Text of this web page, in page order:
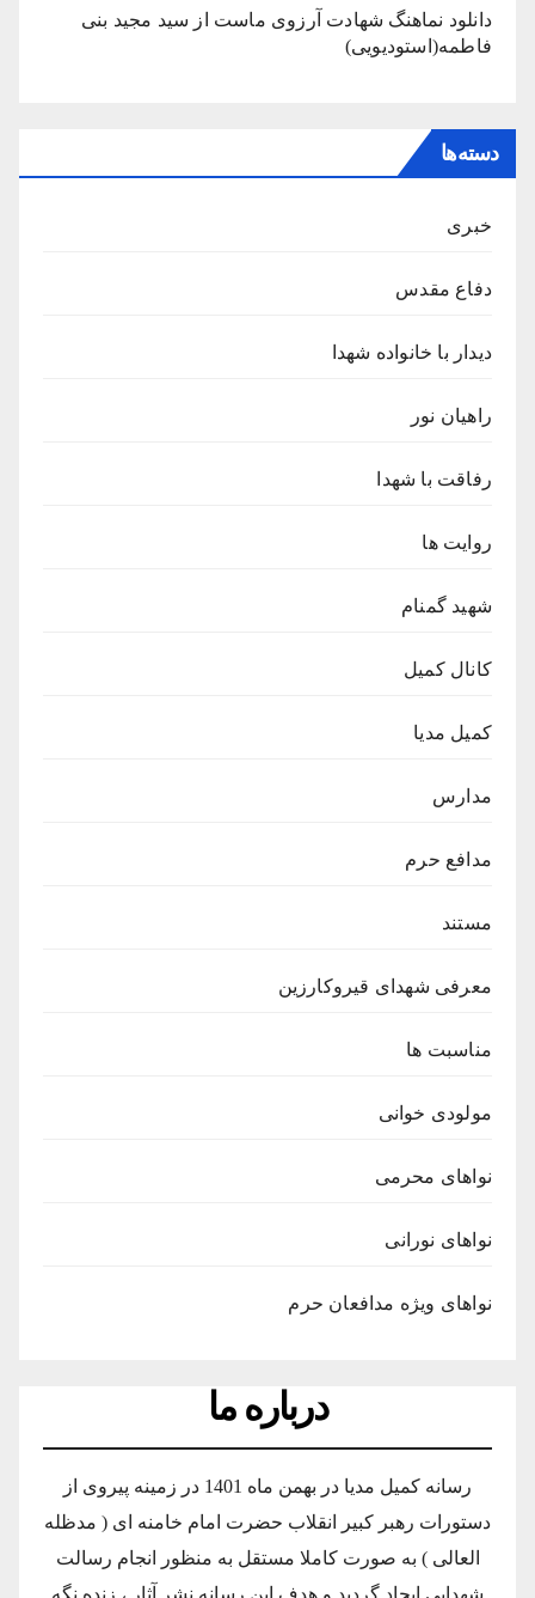
دانلود نماهنگ شهادت آرزوی ماست از سید مجید بنی
فاطمه(استودیویی)
دسته‌ها
خبری
دفاع مقدس
دیدار با خانواده شهدا
راهیان نور
رفاقت با شهدا
روایت ها
شهید گمنام
کانال کمیل
کمیل مدیا
مدارس
مدافع حرم
مستند
معرفی شهدای قیروکارزین
مناسبت ها
مولودی خوانی
نواهای محرمی
نواهای نورانی
نواهای ویژه مدافعان حرم
درباره ما
رسانه کمیل مدیا در بهمن ماه 1401 در زمینه پیروی از
دستورات رهبر کبیر انقلاب حضرت امام خامنه ای ( مدظله
العالی ) به صورت کاملا مستقل به منظور انجام رسالت
شهدایی ایجاد گردید و هدف این رسانه نشر آثار ، زنده نگه